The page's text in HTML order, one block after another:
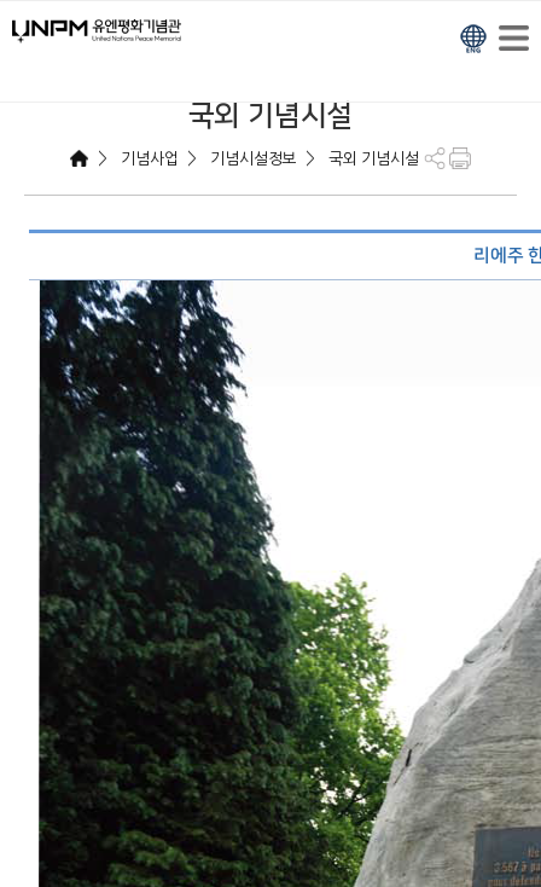
국외 기념시설
> 기념사업 > 기념시설정보 > 국외 기념시설
리에주